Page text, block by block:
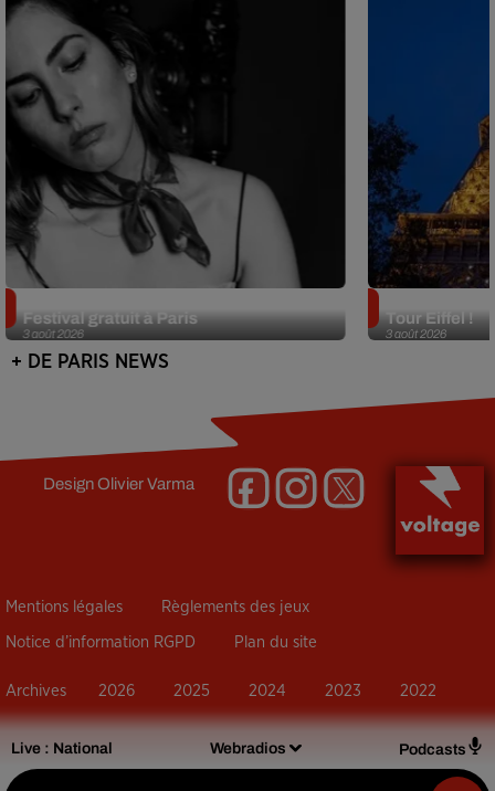
Live : National Webradios Podcasts
3 août 2026
Festival gratuit à Paris
3 août 2026
Tour Eiffel !
+ DE PARIS NEWS
DesignOlivier Varma
Mentions légales Règlements des jeux
Notice d’information RGPD Plan du site
Archives 2026 2025 2024 2023 2022